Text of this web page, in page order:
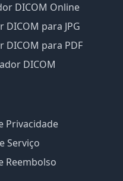
DICOM Online
DICOM para JPG
DICOM para PDF
DICOM
Privacidade
Serviço
Reembolso